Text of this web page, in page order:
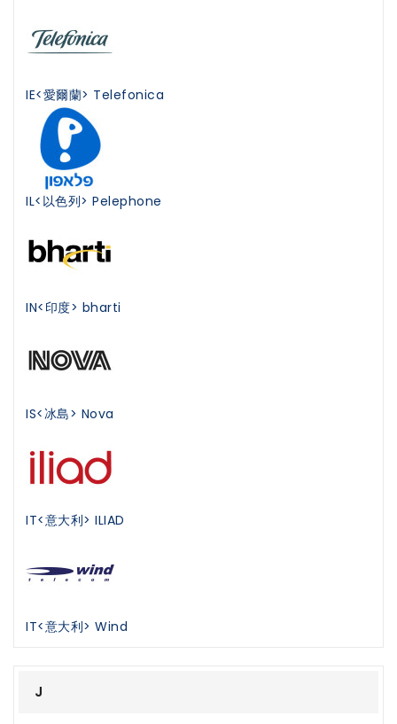
IE<愛爾蘭> Telefonica
IL<以色列> Pelephone
IN<印度> bharti
IS<冰島> Nova
IT<意大利> ILIAD
IT<意大利> Wind
J